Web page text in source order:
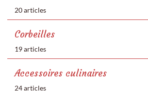
20 articles
Corbeilles
19 articles
Accessoires culinaires
24 articles